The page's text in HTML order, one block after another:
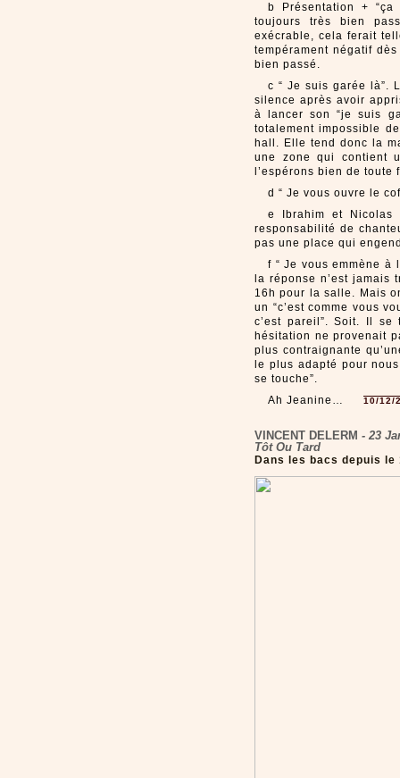
b Présentation +
toujours très bien
exécrable, cela ferait
tempérament négatif
bien passé.
c “ Je suis garée là”.
silence après avoir
à lancer son “je suis
totalement impossible
hall. Elle tend donc la
une zone qui contient
l’espérons bien de
d “ Je vous ouvre le
e Ibrahim et Nicolas
responsabilité de
pas une place qui
f “ Je vous emmène à
la réponse n’est jamais
16h pour la salle. Mais
un “c’est comme vous
c’est pareil”. Soit. Il se
hésitation ne provenait
plus contraignante
le plus adapté pour
se touche”.
Ah Jeanine…
10/12/
VINCENT DELERM - 23
Tôt Ou Tard
Dans les bacs depuis le